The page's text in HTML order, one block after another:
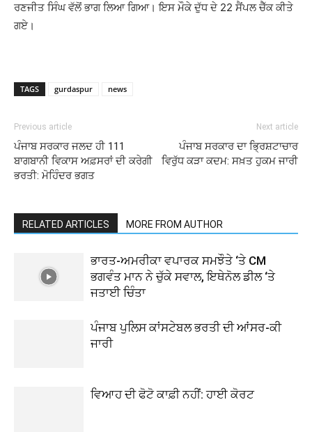
ਰਣਜੀਤ ਸਿੰਘ ਵੱਲੋਂ ਭਾਗ ਲਿਆ ਗਿਆ। ਇਸ ਮੌਕੇ ਦੁੱਧ ਦੇ 22 ਸੈਂਪਲ ਚੈੱਕ ਕੀਤੇ
ਗਏ।
TAGS gurdaspur news
Previous article
ਪੰਜਾਬ ਸਰਕਾਰ ਜਲਦ ਹੀ 111
ਬਾਗਬਾਨੀ ਵਿਕਾਸ ਅਫ਼ਸਰਾਂ ਦੀ ਕਰੇਗੀ
ਭਰਤੀ: ਮੋਹਿੰਦਰ ਭਗਤ
Next article
ਪੰਜਾਬ ਸਰਕਾਰ ਦਾ ਭ੍ਰਿਸ਼ਟਾਚਾਰ
ਵਿਰੁੱਧ ਕੜਾ ਕਦਮ: ਸਖ਼ਤ ਹੁਕਮ ਜਾਰੀ
RELATED ARTICLES MORE FROM AUTHOR
ਭਾਰਤ-ਅਮਰੀਕਾ ਵਪਾਰਕ ਸਮਝੌਤੇ ‘ਤੇ CM
ਭਗਵੰਤ ਮਾਨ ਨੇ ਚੁੱਕੇ ਸਵਾਲ, ਇਥੇਨੋਲ ਡੀਲ ‘ਤੇ
ਜਤਾਈ ਚਿੰਤਾ
ਪੰਜਾਬ ਪੁਲਿਸ ਕਾਂਸਟੇਬਲ ਭਰਤੀ ਦੀ ਆਂਸਰ-ਕੀ
ਜਾਰੀ
ਵਿਆਹ ਦੀ ਫੋਟੋ ਕਾਫ਼ੀ ਨਹੀਂ: ਹਾਈ ਕੋਰਟ